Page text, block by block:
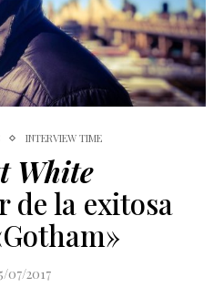
INTERVIEW TIME
White
de la exitosa
07/2017